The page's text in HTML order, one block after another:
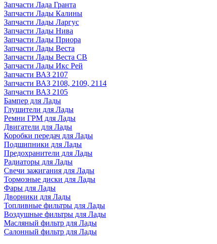
Запчасти Лада Гранта
Запчасти Лады Калины
Запчасти Лады Ларгус
Запчасти Лады Нива
Запчасти Лады Приора
Запчасти Лады Веста
Запчасти Лады Веста СВ
Запчасти Лады Икс Рей
Запчасти ВАЗ 2107
Запчасти ВАЗ 2108, 2109, 2114
Запчасти ВАЗ 2105
Бампер для Лады
Глушители для Лады
Ремни ГРМ для Лады
Двигатели для Лады
Коробки передач для Лады
Подшипники для Лады
Предохранители для Лады
Радиаторы для Лады
Свечи зажигания для Лады
Тормозные диски для Лады
Фары для Лады
Дворники для Лады
Топливные фильтры для Лады
Воздушные фильтры для Лады
Масляный фильтр для Лады
Салонный фильтр для Лады